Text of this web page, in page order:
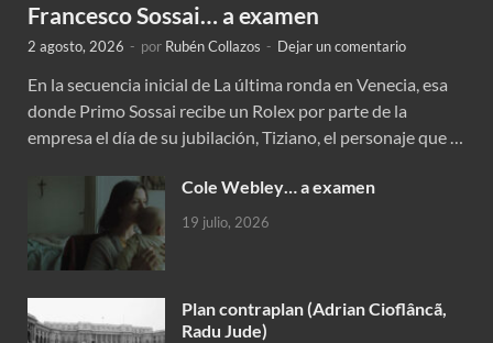
Francesco Sossai… a examen
2 agosto, 2026 - por Rubén Collazos - Dejar un comentario
En la secuencia inicial de La última ronda en Venecia, esa
donde Primo Sossai recibe un Rolex por parte de la
empresa el día de su jubilación, Tiziano, el personaje que …
Cole Webley… a examen
19 julio, 2026
Plan contraplan (Adrian Cioflâncã,
Radu Jude)